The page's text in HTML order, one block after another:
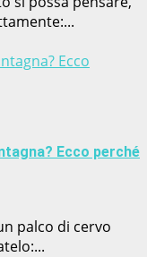
Ecco
Ecco perché
palco di cervo